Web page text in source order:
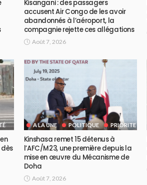
Kisangani : des passagers
accusent Air Congo de les avoir
abandonnés à l’aéroport, la
compagnie rejette ces allégations
Août 7, 2026
dès
A LA UNE POLITIQUE PRIORITE
Kinshasa remet 15 détenus à
l’AFC/M23, une première depuis la
mise en œuvre du Mécanisme de
Doha
Août 7, 2026